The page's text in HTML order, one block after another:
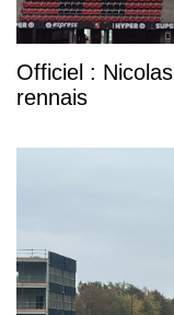
Officiel :
rennais